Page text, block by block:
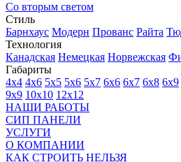
Со вторым светом
Стиль
Барнхаус Модерн Прованс Райта
Технология
Канадская Немецкая Норвежская
Габариты
4х4 4х6 5х5 5х6 5х7 6х6 6х7 6х8 6х9
9х9 10х10 12х12
НАШИ РАБОТЫ
СИП ПАНЕЛИ
УСЛУГИ
О КОМПАНИИ
КАК СТРОИТЬ НЕЛЬЗЯ